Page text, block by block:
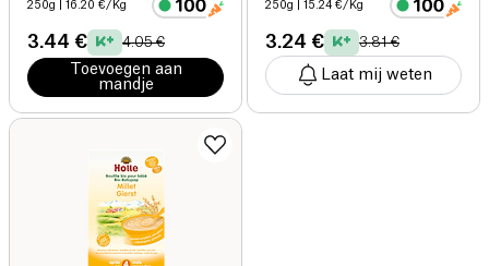
250g | 16.20 €/Kg
3.44 € 4.05 €
Toevoegen aan
mandje
250g | 15.24 €/Kg
3.24 € 3.81 €
Laat mij weten